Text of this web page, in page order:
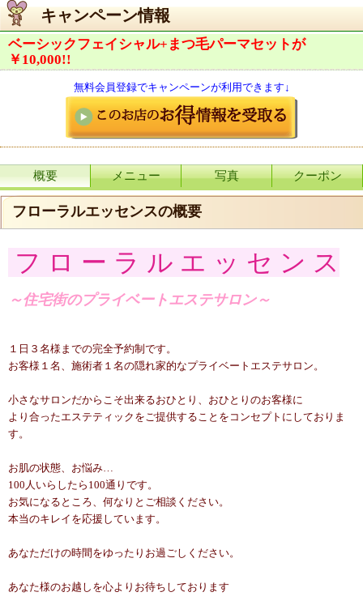
キャンペーン情報
ベーシックフェイシャル+まつ毛パーマセットが
￥10,000!!
無料会員登録でキャンペーンが利用できます↓
概要 メニュー 写真 クーポン
フローラルエッセンスの概要
フ ロ ー ラ ル エ ッ セ ン ス
～住宅街のプライベートエステサロン～
１日３名様までの完全予約制です。
お客様１名、施術者１名の隠れ家的なプライベートエステサロン。
小さなサロンだからこそ出来るおひとり、おひとりのお客様に
より合ったエステティックをご提供することをコンセプトにしておりま
す。
お肌の状態、お悩み…
100人いらしたら100通りです。
お気になるところ、何なりとご相談ください。
本当のキレイを応援しています。
あなただけの時間をゆったりお過ごしください。
あなた様のお越しを心よりお待ちしております